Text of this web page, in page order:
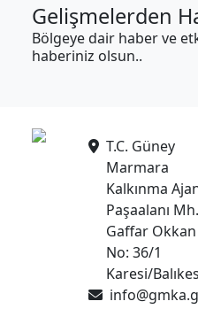
Gelişmelerden
Bölgeye dair haber ve
haberiniz olsun..
T.C. Güney
Marmara
Kalkınma
Paşaalanı
Gaffar Okkan
No: 36/1
Karesi/